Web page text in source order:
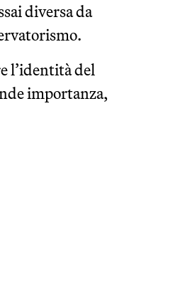
diversa da
l’identità del
importanza,